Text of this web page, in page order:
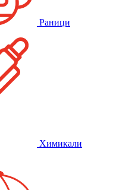
Раници
Химикали